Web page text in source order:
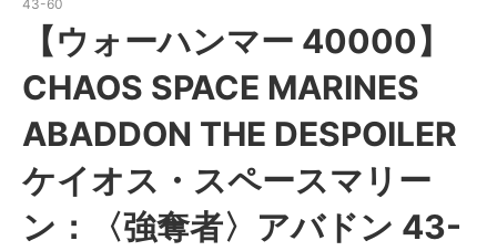
43-60
【ウォーハンマー 40000】
CHAOS SPACE MARINES
ABADDON THE DESPOILER
ケイオス・スペースマリー
ン：〈強奪者〉アバドン 43-